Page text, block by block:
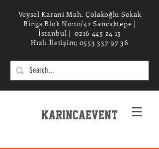
Veysel Karani Mah. Çolakoğlu Sokak
Rings Blok No:10/42 Sancaktepe |
İstanbul |0216 445 24 15
Hızlı İletişim; 0553 337 97 36
KarincaEvent